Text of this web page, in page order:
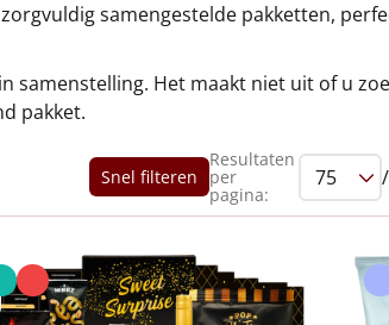
samengestelde pakketten,
Het maakt niet uit of u
pakket.
Snel filteren
Resultaten
per
pagina:
/